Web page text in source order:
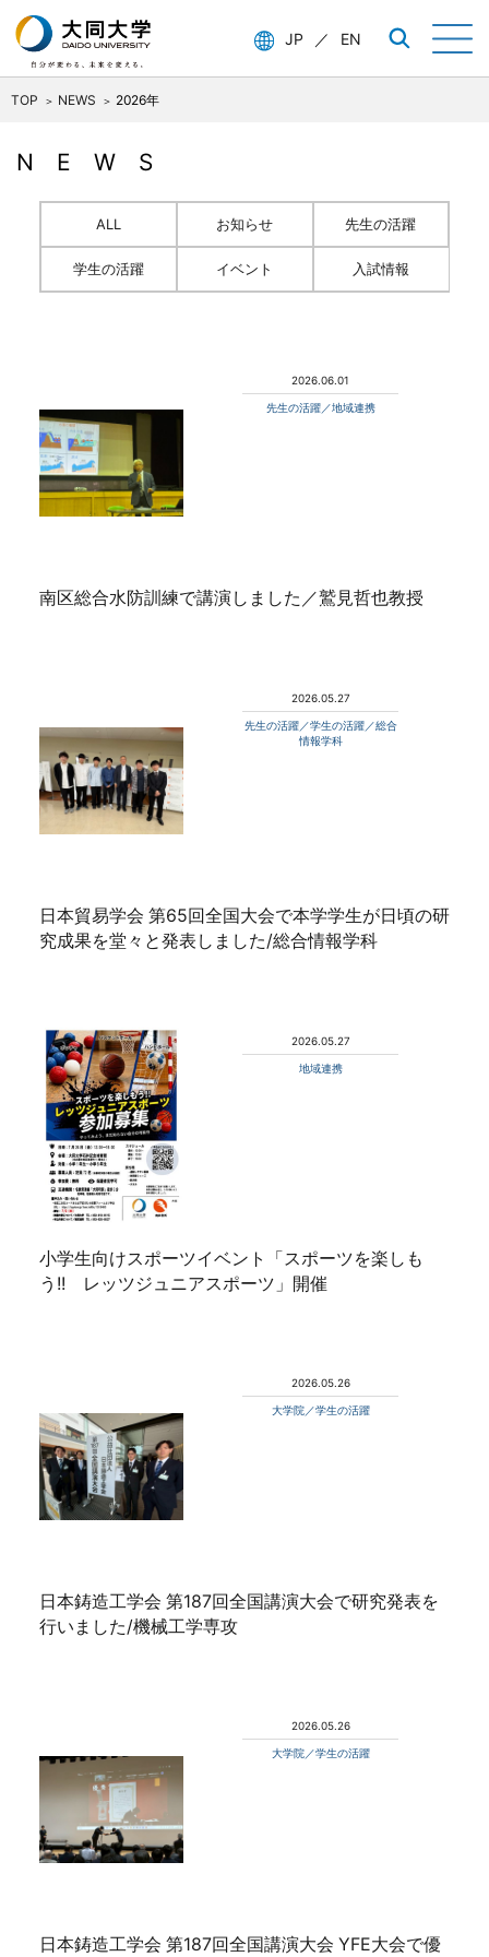
JP ／ EN
TOP NEWS 2026年
NEWS
ALL お知らせ 先生の活躍
学生の活躍 イベント 入試情報
2026.06.01
先生の活躍／地域連携
南区総合水防訓練で講演しました／鷲見哲也教授
2026.05.27
先生の活躍／学生の活躍／総合
情報学科
日本貿易学会 第65回全国大会で本学学生が日頃の研
究成果を堂々と発表しました/総合情報学科
2026.05.27
地域連携
小学生向けスポーツイベント「スポーツを楽しも
う!! レッツジュニアスポーツ」開催
2026.05.26
大学院／学生の活躍
日本鋳造工学会 第187回全国講演大会で研究発表を
行いました/機械工学専攻
2026.05.26
大学院／学生の活躍
日本鋳造工学会 第187回全国講演大会 YFE大会で優